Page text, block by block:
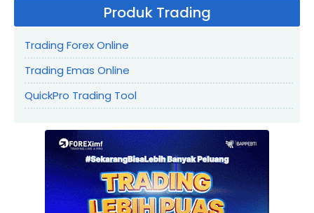
Produk Trading
Trading Forex Online
Trading Emas Online
QuickPro Trading Tool